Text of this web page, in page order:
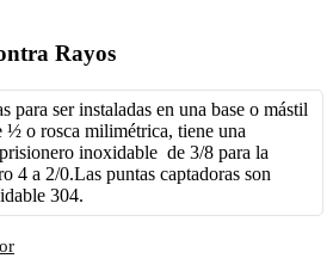
Rayos
para ser instaladas en una base o mástil
½ o rosca milimétrica, tiene una
inoxidable de 3/8 para la
4 a 2/0.Las puntas captadoras son
304.